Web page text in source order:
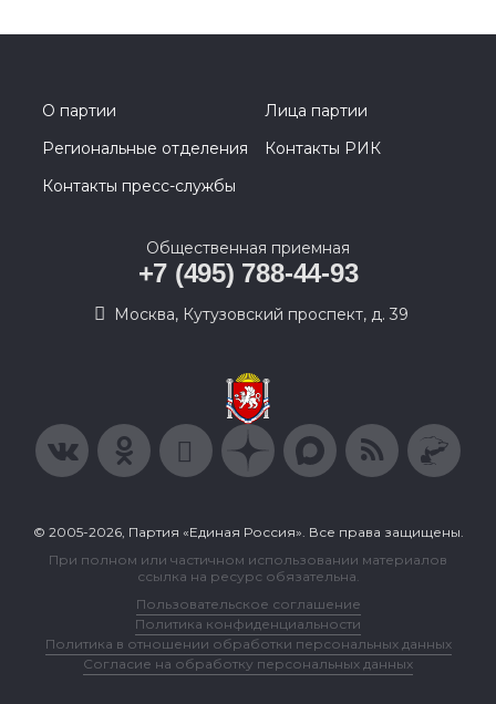
О партии
Лица партии
Региональные отделения
Контакты РИК
Контакты пресс-службы
Общественная приемная
+7 (495) 788-44-93
Москва, Кутузовский проспект, д. 39
© 2005-2026, Партия «Единая Россия». Все права защищены.
При полном или частичном использовании материалов
ссылка на ресурс обязательна.
Пользовательское соглашение
Политика конфиденциальности
Политика в отношении обработки персональных данных
Согласие на обработку персональных данных